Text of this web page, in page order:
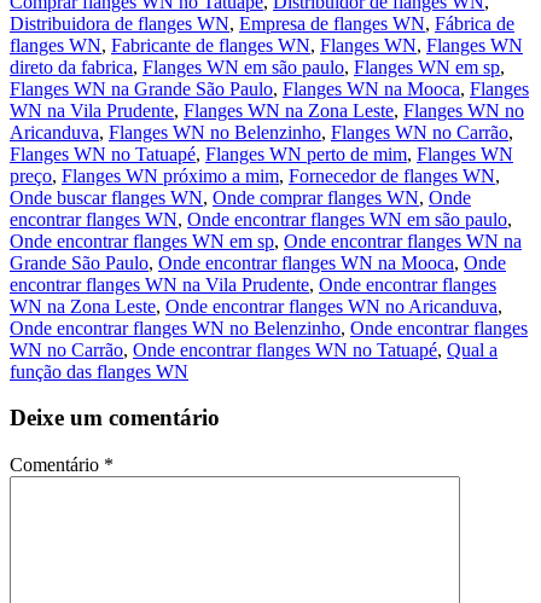
Distribuidora de flanges WN, Empresa de flanges WN, Fábrica de
flanges WN, Fabricante de flanges WN, Flanges WN, Flanges WN
direto da fabrica, Flanges WN em são paulo, Flanges WN em sp,
Flanges WN na Grande São Paulo, Flanges WN na Mooca, Flanges
WN na Vila Prudente, Flanges WN na Zona Leste, Flanges WN no
Aricanduva, Flanges WN no Belenzinho, Flanges WN no Carrão,
Flanges WN no Tatuapé, Flanges WN perto de mim, Flanges WN
preço, Flanges WN próximo a mim, Fornecedor de flanges WN,
Onde buscar flanges WN, Onde comprar flanges WN, Onde
encontrar flanges WN, Onde encontrar flanges WN em são paulo,
Onde encontrar flanges WN em sp, Onde encontrar flanges WN na
Grande São Paulo, Onde encontrar flanges WN na Mooca, Onde
encontrar flanges WN na Vila Prudente, Onde encontrar flanges
WN na Zona Leste, Onde encontrar flanges WN no Aricanduva,
Onde encontrar flanges WN no Belenzinho, Onde encontrar flanges
WN no Carrão, Onde encontrar flanges WN no Tatuapé, Qual a
função das flanges WN
Deixe um comentário
Comentário *